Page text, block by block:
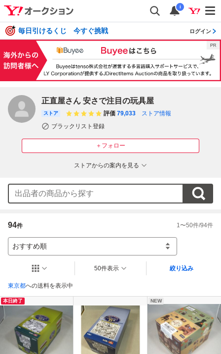
i
毎日引けるくじ 今すぐ挑戦 ログイン
正直屋さん 安さで注目の玩具屋
＋フォロー
ストア 評価 79,033
ストア情報
ブラックリスト登録
ストアからの案内を見る
94件 1 〜50件/94件
おすすめ順
東京都への送料を表示中
50件表示 絞り込み
本日終了 NEW